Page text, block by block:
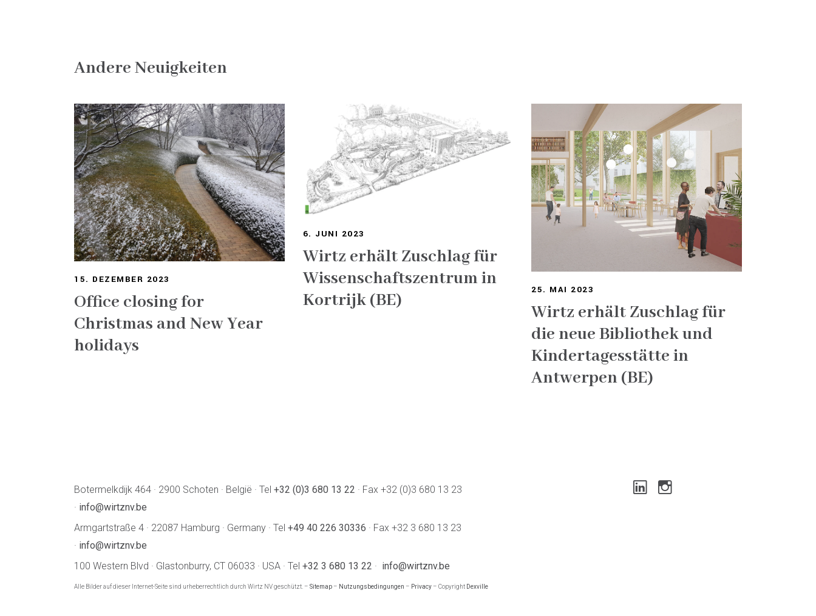
Andere Neuigkeiten
15. DEZEMBER 2023
Office closing for
Christmas and New Year
holidays
6. JUNI 2023
Wirtz erhält Zuschlag für
Wissenschaftszentrum in
Kortrijk (BE)
25. MAI 2023
Wirtz erhält Zuschlag für
die neue Bibliothek und
Kindertagesstätte in
Antwerpen (BE)
Botermelkdijk 464 · 2900 Schoten · België · Tel +32 (0)3 680 13 22 · Fax +32 (0)3 680 13 23
· info@wirtznv.be
Armgartstraße 4 · 22087 Hamburg · Germany · Tel +49 40 226 30336 · Fax +32 3 680 13 23
· info@wirtznv.be
100 Western Blvd · Glastonburry, CT 06033 · USA · Tel +32 3 680 13 22 · info@wirtznv.be
Alle Bilder auf dieser Internet-Seite sind urheberrechtlich durch Wirtz NV geschützt. – Sitemap – Nutzungsbedingungen – Privacy – Copyright Dexville